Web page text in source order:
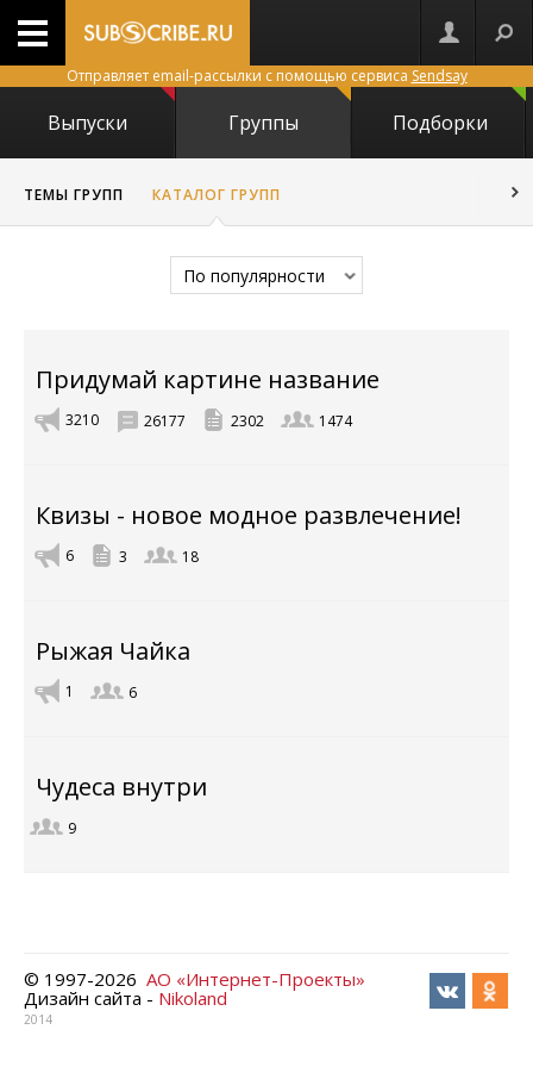
Отправляет email-рассылки с помощью сервиса Sendsay
Выпуски Группы Подборки
ТЕМЫ ГРУПП КАТАЛОГ ГРУПП
По популярности
Придумай картине название
3210 26177 2302 1474
Квизы - новое модное развлечение!
6 3 18
Рыжая Чайка
1 6
Чудеса внутри
9
© 1997-2026 АО «Интернет-Проекты»
Дизайн сайта - Nikoland
2014